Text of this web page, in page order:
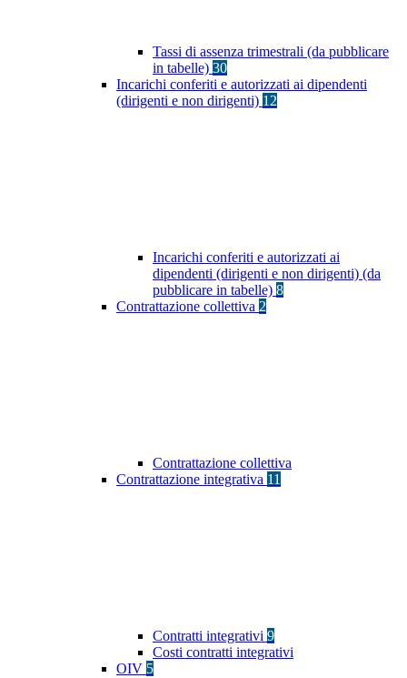
Tassi di assenza trimestrali (da pubblicare
in tabelle) 30
Incarichi conferiti e autorizzati ai dipendenti
(dirigenti e non dirigenti) 12
Incarichi conferiti e autorizzati ai
dipendenti (dirigenti e non dirigenti) (da
pubblicare in tabelle) 8
Contrattazione collettiva 2
Contrattazione collettiva
Contrattazione integrativa 11
Contratti integrativi 9
Costi contratti integrativi
OIV 5